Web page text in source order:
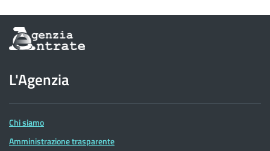
Informazioni
sul
dell'Agenzia
delle
Entrate
L'Agenzia
Chi siamo
Amministrazione trasparente